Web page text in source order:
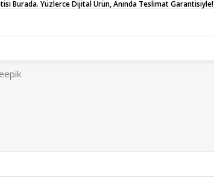
Burada. Yüzlerce Dijital Ürün, Anında Teslimat Garantisiyle!